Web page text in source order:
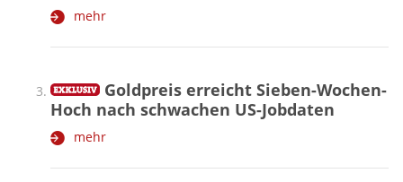
mehr
Goldpreis erreicht Sieben-Wochen-
Hoch nach schwachen US-Jobdaten
mehr